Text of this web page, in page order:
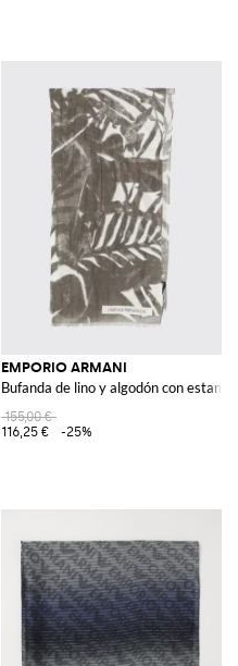
EMPORIO ARMANI
Bufanda de lino y algodón con
155,00 €
116,25 €
-25%